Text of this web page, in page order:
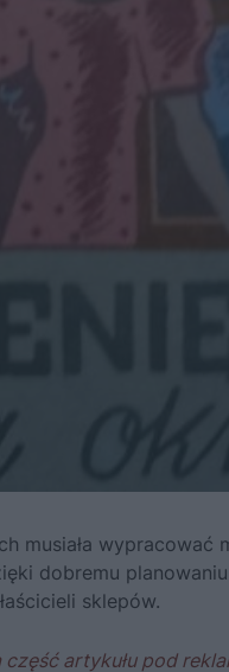
musiała wypracować
dobremu
sklepów.